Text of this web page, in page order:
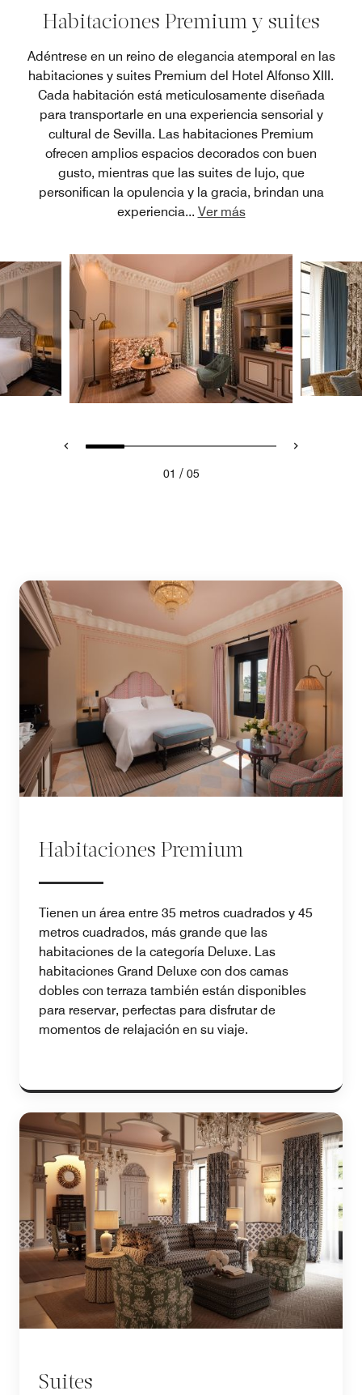
Habitaciones Premium y suites
Adéntrese en un reino de elegancia atemporal en las
habitaciones y suites Premium del Hotel Alfonso XIII.
Cada habitación está meticulosamente diseñada
para transportarle en una experiencia sensorial y
cultural de Sevilla. Las habitaciones Premium
ofrecen amplios espacios decorados con buen
gusto, mientras que las suites de lujo, que
personifican la opulencia y la gracia, brindan una
experiencia... Ver más
01 / 05
Habitaciones Premium
Tienen un área entre 35 metros cuadrados y 45
metros cuadrados, más grande que las
habitaciones de la categoría Deluxe. Las
habitaciones Grand Deluxe con dos camas
dobles con terraza también están disponibles
para reservar, perfectas para disfrutar de
momentos de relajación en su viaje.
Suites